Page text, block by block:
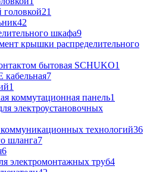
головкой21
42
шкафа9
крышки распределительного
бытовая SCHUKO1
кабельная7
1
коммутационная панель1
электроустановочных
технологий36
шланга7
6
электромонтажных труб4